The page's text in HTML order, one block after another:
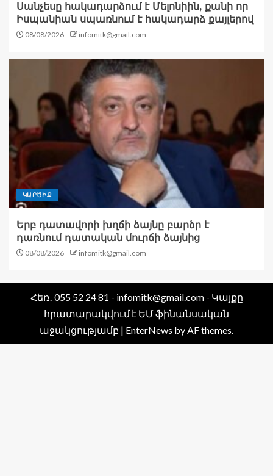
Սանչեսը հակադարձում է Մելոնիին, քանի որ
Իսպանիան սպառնում է հակադարձ քայլերով
08/08/2026 infomitk@gmail.com
ԿԱՐԾԻՔ
Երբ դատավորի խղճի ձայնը բարձր է
դառնում դատական մուրճի ձայնից
08/08/2026 infomitk@gmail.com
Հեռ․ 055 52 24 81 - infomitk@gmail.com - Կայքը
հրատարակվում է ԵՄ ֆինանսական
աջակցությամբ | EnterNews by AF themes.